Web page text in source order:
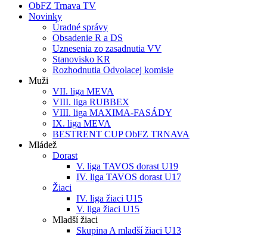
ObFZ Trnava TV
Novinky
Úradné správy
Obsadenie R a DS
Uznesenia zo zasadnutia VV
Stanovisko KR
Rozhodnutia Odvolacej komisie
Muži
VII. liga MEVA
VIII. liga RUBBEX
VIII. liga MAXIMA-FASÁDY
IX. liga MEVA
BESTRENT CUP ObFZ TRNAVA
Mládež
Dorast
V. liga TAVOS dorast U19
IV. liga TAVOS dorast U17
Žiaci
IV. liga žiaci U15
V. liga žiaci U15
Mladší žiaci
Skupina A mladší žiaci U13